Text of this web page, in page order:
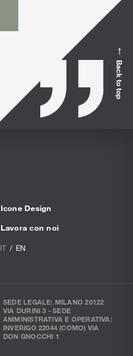
Back to top
Icone Design
Lavora con noi
IT EN
SEDE LEGALE: MILANO 20122
VIA DURINI 3 - SEDE
AMMINISTRATIVA E OPERATIVA:
INVERIGO 22044 (COMO) VIA
DON GNOCCHI 1